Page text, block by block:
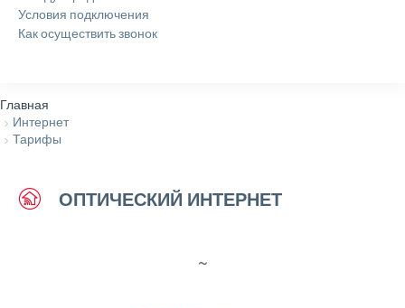
Условия подключения
Как осуществить звонок
Главная
Интернет
Тарифы
ОПТИЧЕСКИЙ ИНТЕРНЕТ
~